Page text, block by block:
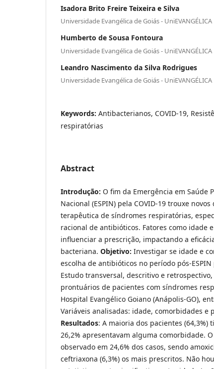
Isadora Brito Freire Teixeira e Silva
Universidade Evangélica de Goiás - UniEVANGÉLICA
Humberto de Sousa Fontoura
Universidade Evangélica de Goiás - UniEVANGÉLICA
Leandro Nascimento da Silva Rodrigues
Universidade Evangélica de Goiás - UniEVANGÉLICA
Keywords: Antibacterianos, COVID-19,
respiratórias
Abstract
Introdução: O fim da Emergência em Saúde
Nacional (ESPIN) pela COVID-19 trouxe
terapêutica de síndromes respiratórias,
racional de antibióticos. Fatores como idade
influenciar a prescrição, impactando a
bacteriana. Objetivo: Investigar se idade e
escolha de antibióticos no período pós-ESPIN
Estudo transversal, descritivo e
prontuários de pacientes com síndromes
Hospital Evangélico Goiano (Anápolis-GO),
Variáveis analisadas: idade, comorbidades e
Resultados: A maioria dos pacientes (64,3%)
26,2% apresentavam alguma comorbidade.
observado em 24,6% dos casos, sendo
ceftriaxona (6,3%) os mais prescritos. Não